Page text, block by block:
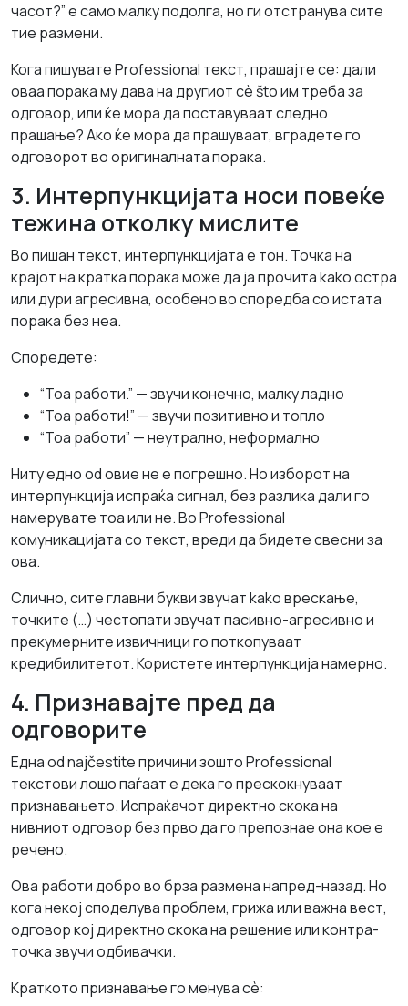
часот?” е само малку подолга, но ги отстранува сите
тие размени.
Кога пишувате Professional текст, прашајте се: дали
оваа порака му дава на другиот сè što им треба за
одговор, или ќе мора да поставуваат следно
прашање? Ако ќе мора да прашуваат, вградете го
одговорот во оригиналната порака.
3. Интерпункцијата носи повеќе
тежина отколку мислите
Во пишан текст, интерпункцијата е тон. Точка на
крајот на кратка порака може да ја прочита kako остра
или дури агресивна, особено во споредба со истата
порака без неа.
Споредете:
“Тоа работи.” — звучи конечно, малку ладно
“Тоа работи!” — звучи позитивно и топло
“Тоа работи” — неутрално, неформално
Ниту едно od овие не е погрешно. Но изборот на
интерпункција испраќа сигнал, без разлика дали го
намерувате тоа или не. Во Professional
комуникацијата со текст, вреди да бидете свесни за
ова.
Слично, сите главни букви звучат kako врескање,
точките (…) честопати звучат пасивно-агресивно и
прекумерните извичници го поткопуваат
кредибилитетот. Користете интерпункција намерно.
4. Признавајте пред да
одговорите
Една od najčestite причини зошто Professional
текстови лошо паѓаат е дека го прескокнуваат
признавањето. Испраќачот директно скока на
нивниот одговор без прво да го препознае она кое е
речено.
Ова работи добро во брза размена напред-назад. Но
кога некој споделува проблем, грижа или важна вест,
одговор кој директно скока на решение или контра-
точка звучи одбивачки.
Краткото признавање го менува сè: